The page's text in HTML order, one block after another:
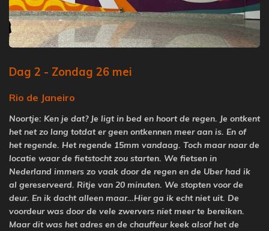
Dag 2 - Zondag 26 mei
Rio de Janeiro
Noortje: Ken je dat? Je ligt in bed en hoort de regen. Je ontkent
het net zo lang totdat er geen ontkennen meer aan is. En of
het regende. Het regende 15mm vandaag. Toch maar naar de
locatie waar de fietstocht zou starten. We fietsen in
Nederland immers zo vaak door de regen en de Uber had ik
al gereserveerd. Ritje van 20 minuten. We stopten voor de
deur. En ik dacht alleen maar…Hier ga ik echt niet uit. De
voordeur was door de vele zwervers niet meer te bereiken.
Maar dit was het adres en de chauffeur keek alsof het de